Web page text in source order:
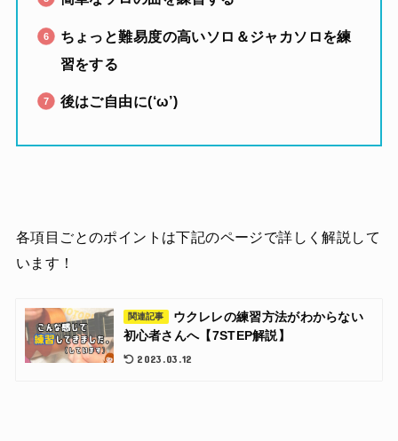
ちょっと難易度の高いソロ＆ジャカソロを練
習をする
後はご自由に(‘ω’)
各項目ごとのポイントは下記のページで詳しく解説して
います！
関連記事
ウクレレの練習方法がわからない
初心者さんへ【7STEP解説】
2023.03.12